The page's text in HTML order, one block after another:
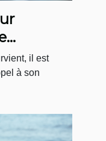
il est
à son